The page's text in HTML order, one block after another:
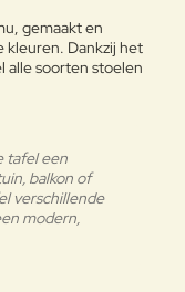
plaats te
condensvorming
Indien de
bij de zee worden
gemaakt en
kleuren. Dankzij het
alle soorten stoelen
tafel een
balkon of
verschillende
modern,